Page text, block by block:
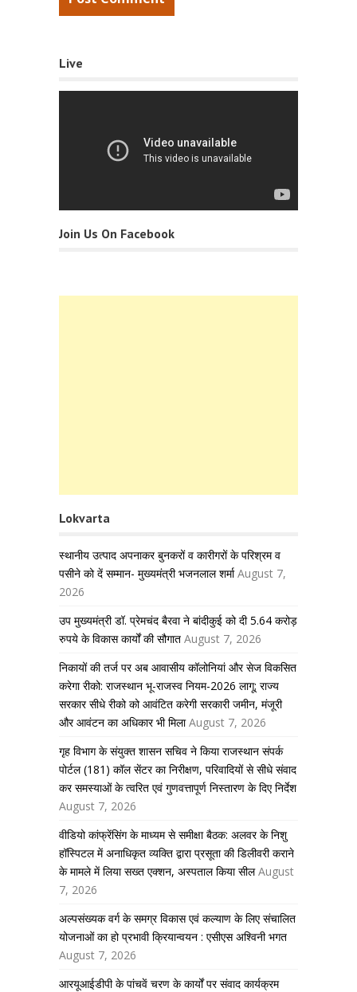
Live
Join Us On Facebook
Lokvarta
स्थानीय उत्पाद अपनाकर बुनकरों व कारीगरों के परिश्रम व
पसीने को दें सम्मान- मुख्यमंत्री भजनलाल शर्मा August 7,
2026
उप मुख्यमंत्री डॉ. प्रेमचंद बैरवा ने बांदीकुई को दी 5.64 करोड़
रुपये के विकास कार्यों की सौगात August 7, 2026
निकायों की तर्ज पर अब आवासीय कॉलोनियां और सेज विकसित
करेगा रीको: राजस्थान भू-राजस्व नियम-2026 लागू; राज्य
सरकार सीधे रीको को आवंटित करेगी सरकारी जमीन, मंजूरी
और आवंटन का अधिकार भी मिला August 7, 2026
गृह विभाग के संयुक्त शासन सचिव ने किया राजस्थान संपर्क
पोर्टल (181) कॉल सेंटर का निरीक्षण, परिवादियों से सीधे संवाद
कर समस्याओं के त्वरित एवं गुणवत्तापूर्ण निस्तारण के दिए निर्देश
August 7, 2026
वीडियो कांफ्रेंसिंग के माध्यम से समीक्षा बैठक: अलवर के निशु
हॉस्पिटल में अनाधिकृत व्यक्ति द्वारा प्रसूता की डिलीवरी कराने
के मामले में लिया सख्त एक्शन, अस्पताल किया सील August
7, 2026
अल्पसंख्यक वर्ग के समग्र विकास एवं कल्याण के लिए संचालित
योजनाओं का हो प्रभावी क्रियान्वयन : एसीएस अश्विनी भगत
August 7, 2026
आरयूआईडीपी के पांचवें चरण के कार्यों पर संवाद कार्यक्रम